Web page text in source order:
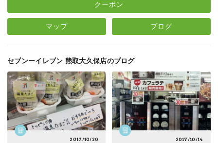
クーポン
マップ ブログ
セブンーイレブン 熊取大久保店のブログ
2017/10/20 2017/10/14